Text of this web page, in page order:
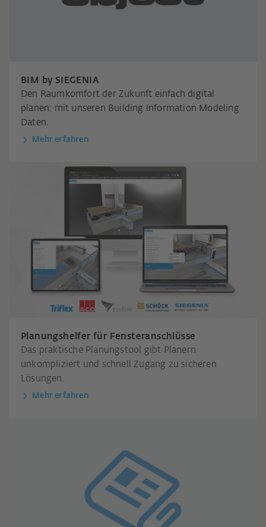
BIM by SIEGENIA
Den Raumkomfort der Zukunft einfach digital
planen: mit unseren Building Information Modeling
Daten.
Mehr erfahren
Planungshelfer für Fensteranschlüsse
Das praktische Planungstool gibt Planern
unkompliziert und schnell Zugang zu sicheren
Lösungen.
Mehr erfahren